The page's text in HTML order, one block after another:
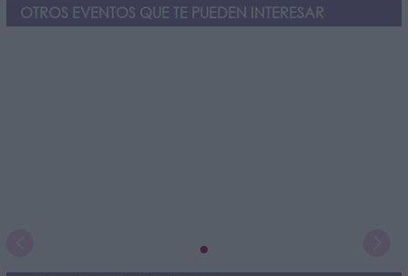
OTROS EVENTOS QUE TE PUEDEN INTERESAR